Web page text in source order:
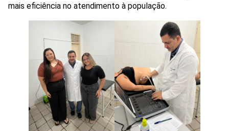
mais eficiência no atendimento à população.